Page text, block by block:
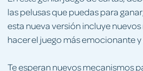
las pelusas que puedas para
esta nueva versión incluye
hacer el juego más emocionante
Te esperan nuevos mecanismos